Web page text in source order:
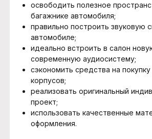
освободить полезное
багажнике автомобиля;
правильно построить звуковую
автомобиле;
идеально встроить в салон
современную аудиосистему;
сэкономить средства на
корпусов;
реализовать оригинальный
проект;
использовать качественные
оформления.